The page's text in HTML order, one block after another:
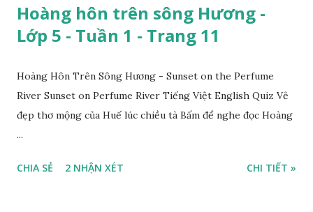
Hoàng hôn trên sông Hương -
Lớp 5 - Tuần 1 - Trang 11
Hoàng Hôn Trên Sông Hương - Sunset on the Perfume
River Sunset on Perfume River Tiếng Việt English Quiz Vẻ
đẹp thơ mộng của Huế lúc chiều tà Bấm để nghe đọc Hoàng
...
CHIA SẺ 2 NHẬN XÉT CHI TIẾT »